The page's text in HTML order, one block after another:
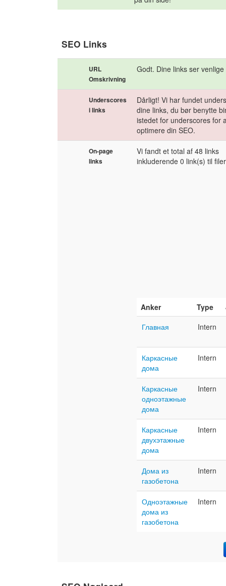
SEO Links
URL
Omskrivning
Godt. Dine links ser
Underscores
i links
Dårligt! Vi har fundet
dine links, du bør benytte
istedet for underscores for
optimere din SEO.
On-page
links
Vi fandt et total af 48 links
inkluderende 0 link(s) til filer
Anker Type
Главная
Intern
Каркасные
дома
Intern
Каркасные
одноэтажные
дома
Intern
Каркасные
двухэтажные
дома
Intern
Дома из
газобетона
Intern
Одноэтажные
дома из
газобетона
Intern